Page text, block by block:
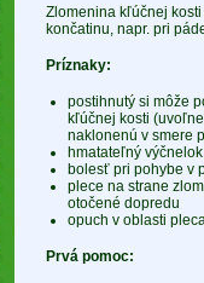
Zlomenina kľúčnej
končatinu, napr. pri
Príznaky:
postihnutý si môže
kľúčnej kosti
naklonenú v smere
hmatateľný
bolesť pri pohybe v
plece na strane
otočené dopredu
opuch v oblasti
Prvá pomoc: